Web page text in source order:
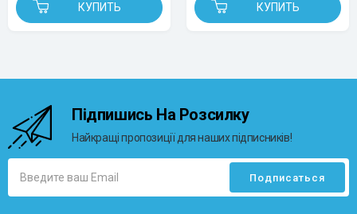
КУПИТЬ КУПИТЬ
Підпишись На Розсилку
Найкращі пропозиції для наших підписників!